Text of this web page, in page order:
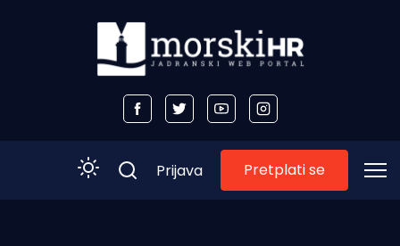
Prijava Pretplati se